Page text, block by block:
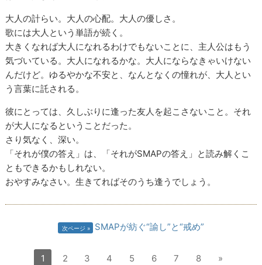
大人の計らい。大人の心配。大人の優しさ。
歌には大人という単語が続く。
大きくなれば大人になれるわけでもないことに、主人公はもう
気づいている。大人になれるかな。大人にならなきゃいけない
んだけど。ゆるやかな不安と、なんとなくの憧れが、大人とい
う言葉に託される。
彼にとっては、久しぶりに逢った友人を起こさないこと。それ
が大人になるということだった。
さり気なく、深い。
「それが僕の答え」は、「それがSMAPの答え」と読み解くこ
ともできるかもしれない。
おやすみなさい。生きてればそのうち逢うでしょう。
次ページ SMAPが紡ぐ“諭し”と“戒め”
1 2 3 4 5 6 7 8 »